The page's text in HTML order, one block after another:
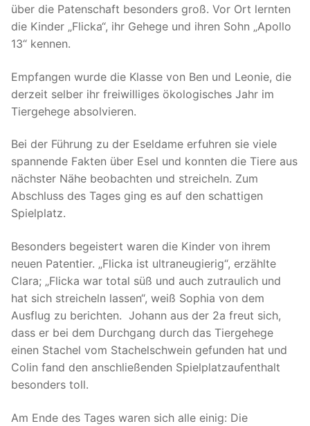
über die Patenschaft besonders groß. Vor Ort lernten
die Kinder „Flicka“, ihr Gehege und ihren Sohn „Apollo
13“ kennen.
Empfangen wurde die Klasse von Ben und Leonie, die
derzeit selber ihr freiwilliges ökologisches Jahr im
Tiergehege absolvieren.
Bei der Führung zu der Eseldame erfuhren sie viele
spannende Fakten über Esel und konnten die Tiere aus
nächster Nähe beobachten und streicheln. Zum
Abschluss des Tages ging es auf den schattigen
Spielplatz.
Besonders begeistert waren die Kinder von ihrem
neuen Patentier. „Flicka ist ultraneugierig“, erzählte
Clara; „Flicka war total süß und auch zutraulich und
hat sich streicheln lassen“, weiß Sophia von dem
Ausflug zu berichten. Johann aus der 2a freut sich,
dass er bei dem Durchgang durch das Tiergehege
einen Stachel vom Stachelschwein gefunden hat und
Colin fand den anschließenden Spielplatzaufenthalt
besonders toll.
Am Ende des Tages waren sich alle einig: Die